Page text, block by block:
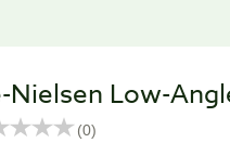
Nielsen Low-